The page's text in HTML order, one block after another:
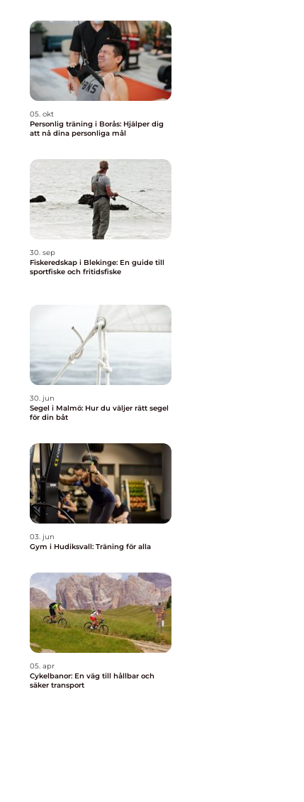
05. okt
Personlig träning i Borås: Hjälper dig
att nå dina personliga mål
30. sep
Fiskeredskap i Blekinge: En guide till
sportfiske och fritidsfiske
30. jun
Segel i Malmö: Hur du väljer rätt segel
för din båt
03. jun
Gym i Hudiksvall: Träning för alla
05. apr
Cykelbanor: En väg till hållbar och
säker transport